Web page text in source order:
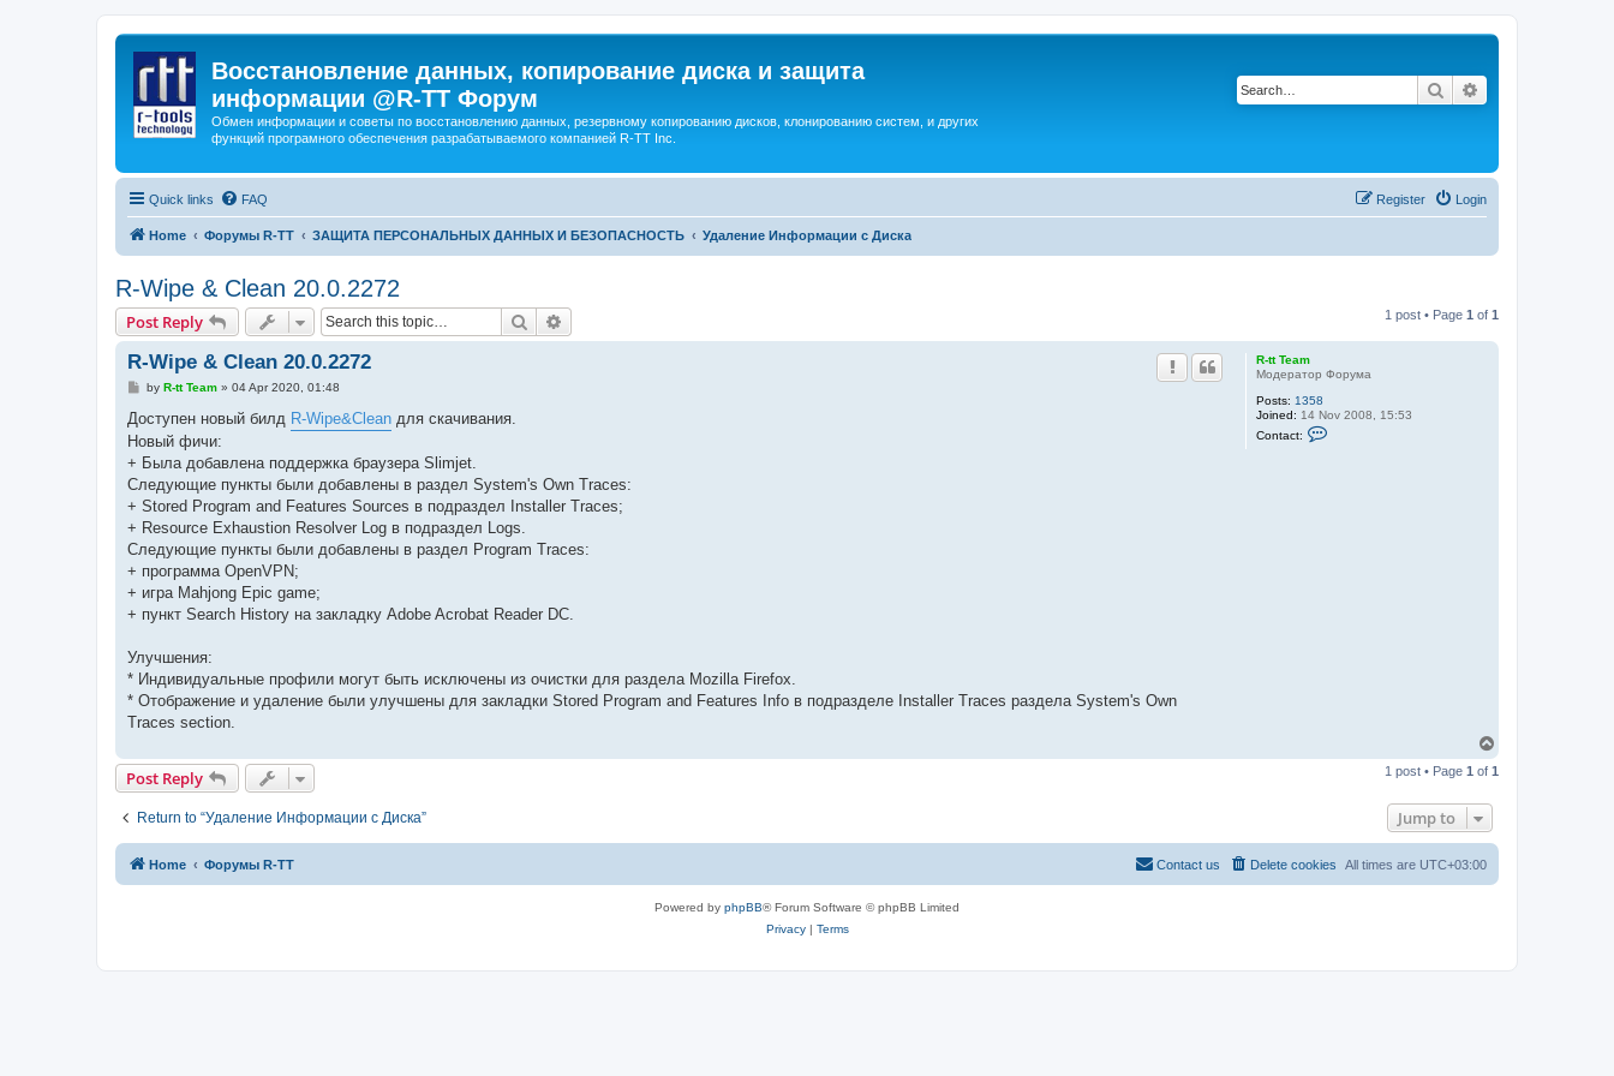
Восстановление данных, копирование диска и защита
информации @R-TT Форум
Обмен информации и советы по восстановлению данных, резервному копированию дисков, клонированию систем, и других
функций програмного обеспечения разрабатываемого компанией R-TT Inc.
Search
Quick links FAQ Login
Register
Home Форумы R-TT ЗАЩИТА ПЕРСОНАЛЬНЫХ ДАННЫХ И БЕЗОПАСНОСТЬ Удаление Информации с Диска
R-Wipe & Clean 20.0.2272
Post Reply Search 1 post • Page 1 of 1
R-tt Team
Модератор Форума
Posts: 1358
Joined: 14 Nov 2008, 15:53
Contact:
R-Wipe & Clean 20.0.2272
P
s
by R-tt Team» 04 Apr 2020, 01:48
Доступен новый билд R-Wipe&Clean для скачивания.
Новый фичи:
+ Была добавлена поддержка браузера Slimjet.
Следующие пункты были добавлены в раздел System's Own Traces:
+ Stored Program and Features Sources в подраздел Installer Traces;
+ Resource Exhaustion Resolver Log в подраздел Logs.
Следующие пункты были добавлены в раздел Program Traces:
+ программа OpenVPN;
+ игра Mahjong Epic game;
+ пункт Search History на закладку Adobe Acrobat Reader DC.
Улучшения:
* Индивидуальные профили могут быть исключены из очистки для раздела Mozilla Firefox.
* Отображение и удаление были улучшены для закладки Stored Program and Features Info в подразделе Installer Traces раздела System's Own
Traces section.
p
Post Reply 1 post • Page 1 of 1
Return to “Удаление Информации с Диска” Jump to
Home Форумы R-TT All times are UTC+03:00
Delete cookies
Contact us
Powered by phpBB® Forum Software © phpBB Limited
Privacy| Terms